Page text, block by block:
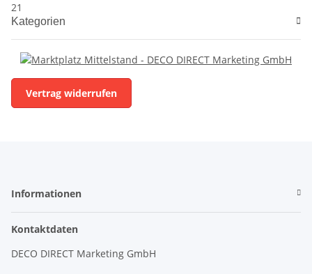
Kategorien
Vertrag widerrufen
Informationen
Kontaktdaten
DECO DIRECT Marketing GmbH